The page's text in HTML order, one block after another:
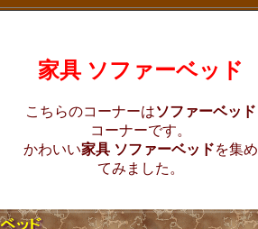
家具 ソファーベッド
こちらのコーナーはソファーベッド
コーナーです。
かわいい家具 ソファーベッドを集め
てみました。